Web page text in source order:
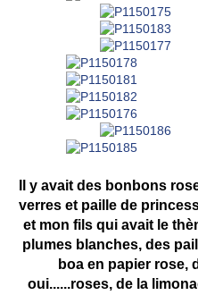
Il y avait des bonbons
verres et paille de
et mon fils qui avait le
plumes blanches, des
boa en papier rose,
oui......roses, de la